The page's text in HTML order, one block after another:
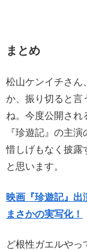
まとめ
松山ケンイチさん、
か、振り切ると言
ね。 今度公開され
『珍遊記』の主演
惜しげもなく披露
と思います。
映画『珍遊記』出
まさかの実写化！
ど根性ガエルやっ